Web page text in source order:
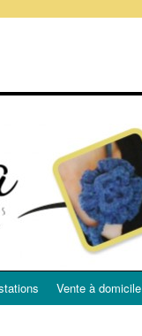
Vente à domicile